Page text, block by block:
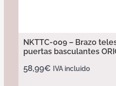
NKTTC-009 – Brazo
puertas basculantes
58,99€ IVA incluido